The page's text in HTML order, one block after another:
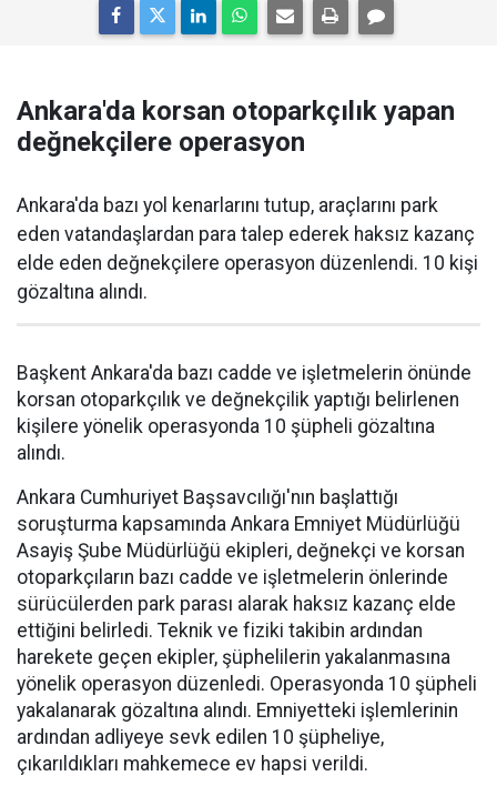
Ankara'da korsan otoparkçılık yapan
değnekçilere operasyon
Ankara'da bazı yol kenarlarını tutup, araçlarını park
eden vatandaşlardan para talep ederek haksız kazanç
elde eden değnekçilere operasyon düzenlendi. 10 kişi
gözaltına alındı.
Başkent Ankara'da bazı cadde ve işletmelerin önünde
korsan otoparkçılık ve değnekçilik yaptığı belirlenen
kişilere yönelik operasyonda 10 şüpheli gözaltına
alındı.
Ankara Cumhuriyet Başsavcılığı'nın başlattığı
soruşturma kapsamında Ankara Emniyet Müdürlüğü
Asayiş Şube Müdürlüğü ekipleri, değnekçi ve korsan
otoparkçıların bazı cadde ve işletmelerin önlerinde
sürücülerden park parası alarak haksız kazanç elde
ettiğini belirledi. Teknik ve fiziki takibin ardından
harekete geçen ekipler, şüphelilerin yakalanmasına
yönelik operasyon düzenledi. Operasyonda 10 şüpheli
yakalanarak gözaltına alındı. Emniyetteki işlemlerinin
ardından adliyeye sevk edilen 10 şüpheliye,
çıkarıldıkları mahkemece ev hapsi verildi.